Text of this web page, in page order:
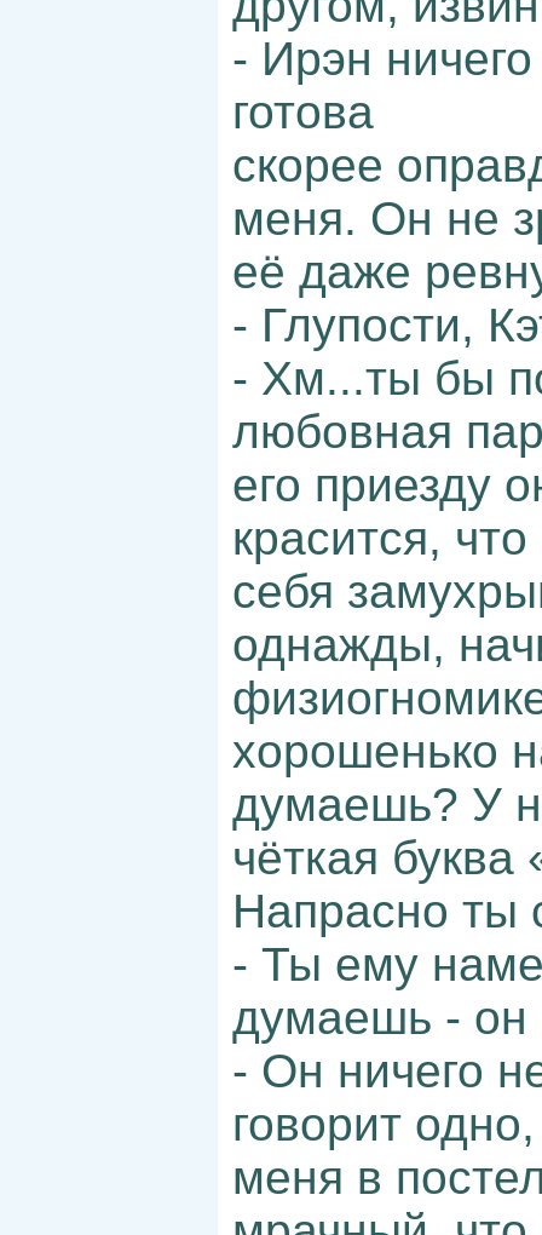
- Ирэн
готова
скорее
меня. Он не
её даже
- Глупости,
- Хм...ты бы
любовная
его приезду
красится,
себя
однажды,
хорошенько
думаешь? У
чёткая
Напрасно ты
- Ты ему
думаешь - он
- Он ничего
говорит
меня в